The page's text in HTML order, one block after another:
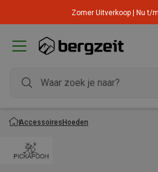
Zomer Uitverkoop | Nu t/
AccessoiresHoeden